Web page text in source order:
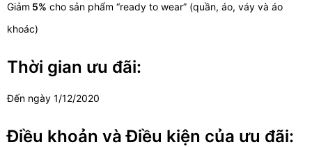
Giảm 5% cho sản phẩm “ready to wear” (quần, áo, váy và áo
khoác)
Thời gian ưu đãi:
Đến ngày 1/12/2020
Điều khoản và Điều kiện của ưu đãi: